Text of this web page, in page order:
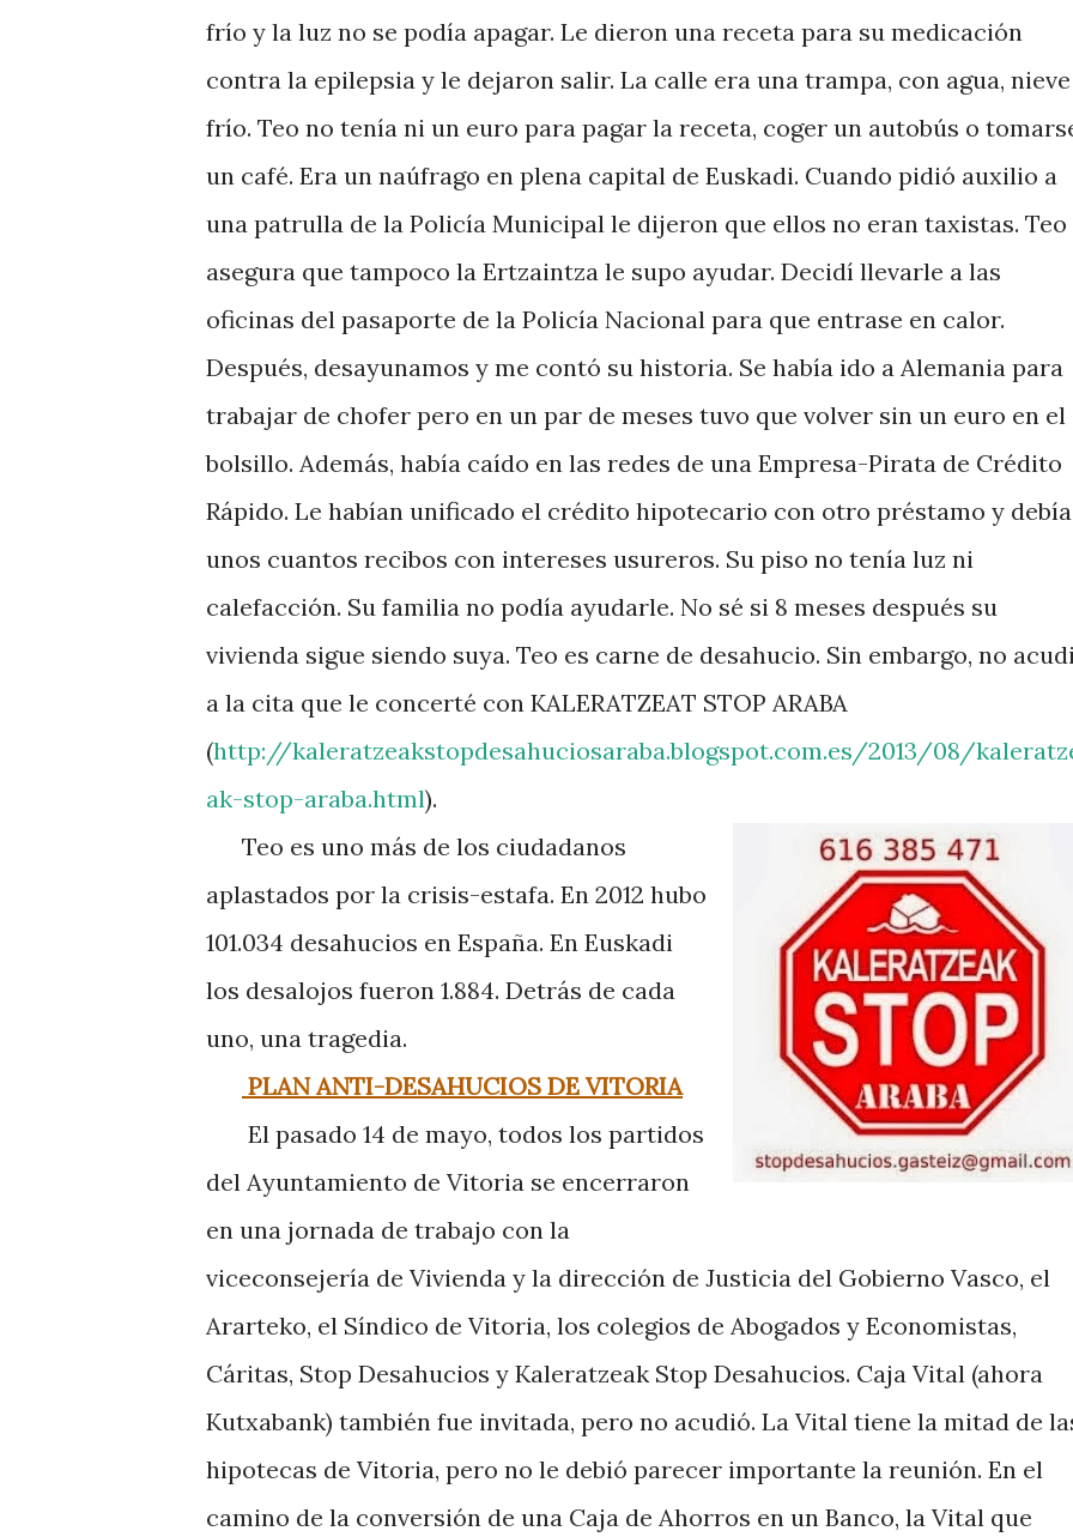
frío y la luz no se podía apagar. Le dieron una receta para su medicación
contra la epilepsia y le dejaron salir. La calle era una trampa, con agua,
frío. Teo no tenía ni un euro para pagar la receta, coger un autobús o
un café. Era un naúfrago en plena capital de Euskadi. Cuando pidió auxilio a
una patrulla de la Policía Municipal le dijeron que ellos no eran taxistas. Teo
asegura que tampoco la Ertzaintza le supo ayudar. Decidí llevarle a las
oficinas del pasaporte de la Policía Nacional para que entrase en calor.
Después, desayunamos y me contó su historia. Se había ido a Alemania para
trabajar de chofer pero en un par de meses tuvo que volver sin un euro en el
bolsillo. Además, había caído en las redes de una Empresa-Pirata de Crédito
Rápido. Le habían unificado el crédito hipotecario con otro préstamo y debía
unos cuantos recibos con intereses usureros. Su piso no tenía luz ni
calefacción. Su familia no podía ayudarle. No sé si 8 meses después su
vivienda sigue siendo suya. Teo es carne de desahucio. Sin embargo, no
a la cita que le concerté con KALERATZEAT STOP ARABA
(http://kaleratzeakstopdesahuciosaraba.blogspot.com.es/2013/08/
ak-stop-araba.html).
Teo es uno más de los ciudadanos
aplastados por la crisis-estafa. En 2012 hubo
101.034 desahucios en España. En Euskadi
los desalojos fueron 1.884. Detrás de cada
uno, una tragedia.
PLAN ANTI-DESAHUCIOS DE VITORIA
El pasado 14 de mayo, todos los partidos
del Ayuntamiento de Vitoria se encerraron
en una jornada de trabajo con la
viceconsejería de Vivienda y la dirección de Justicia del Gobierno Vasco, el
Ararteko, el Síndico de Vitoria, los colegios de Abogados y Economistas,
Cáritas, Stop Desahucios y Kaleratzeak Stop Desahucios. Caja Vital (ahora
Kutxabank) también fue invitada, pero no acudió. La Vital tiene la mitad de
hipotecas de Vitoria, pero no le debió parecer importante la reunión. En el
camino de la conversión de una Caja de Ahorros en un Banco, la Vital que